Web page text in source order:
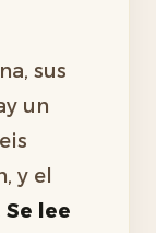
sus
un
y el
Se lee